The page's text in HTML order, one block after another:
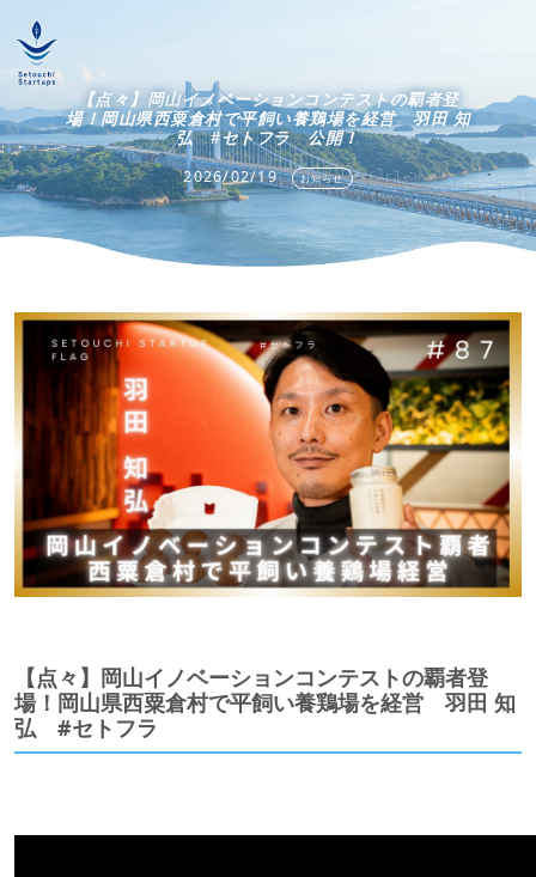
【点々】岡山イノベーションコンテストの覇者登
場！岡山県西粟倉村で平飼い養鶏場を経営 羽田 知
弘 #セトフラ 公開！
2026/02/19 お知らせ
【点々】岡山イノベーションコンテストの覇者登
場！岡山県西粟倉村で平飼い養鶏場を経営 羽田 知
弘 #セトフラ